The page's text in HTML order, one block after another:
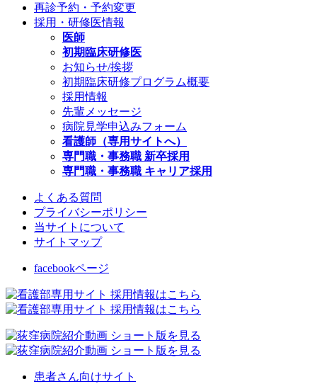
再診予約・予約変更
採用・研修医情報
医師
初期臨床研修医
お知らせ/挨拶
初期臨床研修プログラム概要
採用情報
先輩メッセージ
病院見学申込みフォーム
看護師（専用サイトへ）
専門職・事務職 新卒採用
専門職・事務職 キャリア採用
よくある質問
プライバシーポリシー
当サイトについて
サイトマップ
facebookページ
患者さん向けサイト